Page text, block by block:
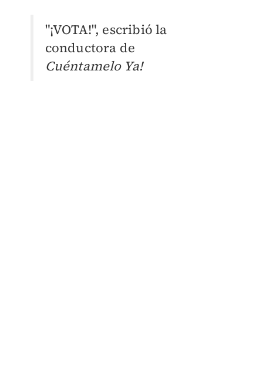
"¡VOTA!", escribió la
conductora de
Cuéntamelo Ya!